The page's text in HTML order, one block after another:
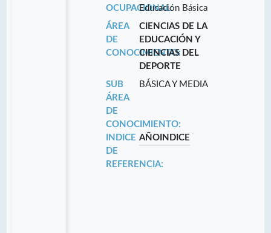
OCUPACIONAL:Educación Básica
ÁREA
DE
CONOCIMIENTO:
CIENCIAS DE LA
EDUCACIÓN Y
CIENCIAS DEL
DEPORTE
SUB
ÁREA
DE
CONOCIMIENTO:
BÁSICA Y MEDIA
INDICE
DE
REFERENCIA:
AÑO INDICE